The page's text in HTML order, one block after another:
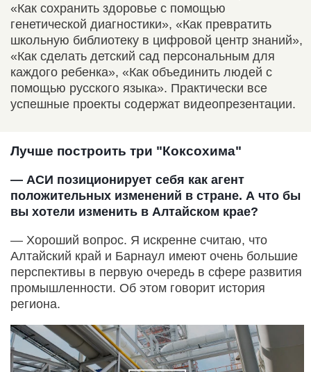
«Как сохранить здоровье с помощью
генетической диагностики», «Как превратить
школьную библиотеку в цифровой центр знаний»,
«Как сделать детский сад персональным для
каждого ребенка», «Как объединить людей с
помощью русского языка». Практически все
успешные проекты содержат видеопрезентации.
Лучше построить три "Коксохима"
— АСИ позиционирует себя как агент
положительных изменений в стране. А что бы
вы хотели изменить в Алтайском крае?
— Хороший вопрос. Я искренне считаю, что
Алтайский край и Барнаул имеют очень большие
перспективы в первую очередь в сфере развития
промышленности. Об этом говорит история
региона.